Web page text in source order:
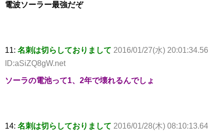
電波ソーラー最強だぞ
11: 名刺は切らしておりまして 2016/01/27(水) 20:01:34.56
ID:aSiZQ8gW.net
ソーラの電池って1、2年で壊れるんでしょ
14: 名刺は切らしておりまして 2016/01/28(木) 08:10:13.64